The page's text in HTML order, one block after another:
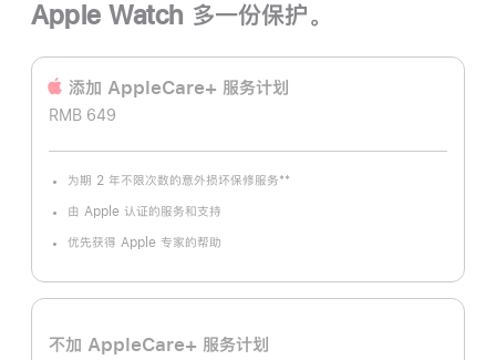
Apple Watch 多一份保护。
添加 AppleCare+ 服务计‍划
RMB 649
为期 2 年不限次数的意外损坏保修服务
注
**
由 Apple 认证的服务和支持
优先获得 Apple 专家的帮助
不加 AppleCare+ 服务计划